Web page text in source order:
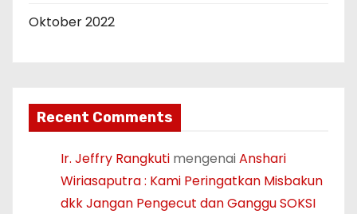
Oktober 2022
Recent Comments
Ir. Jeffry Rangkuti mengenaiAnshari
Wiriasaputra : Kami Peringatkan Misbakun
dkk Jangan Pengecut dan Ganggu SOKSI